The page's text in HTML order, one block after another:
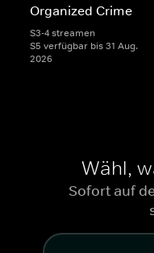
Organized Crime
S3-4 streamen
S5 verfügbar bis 31 Aug.
2026
Wähl,
Sofort auf